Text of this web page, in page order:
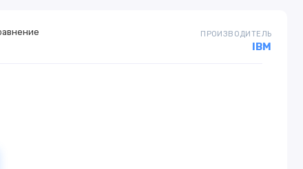
IBM
ПРОИЗВОДИТЕЛЬ